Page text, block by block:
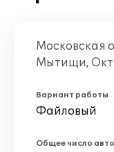
Московская
Мытищи,
Вариант работы
Файловый
Общее число